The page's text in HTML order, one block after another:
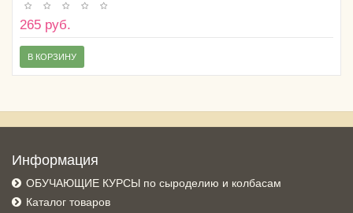
265 руб.
В КОРЗИНУ
Информация
ОБУЧАЮЩИЕ КУРСЫ по сыроделию и колбасам
Каталог товаров